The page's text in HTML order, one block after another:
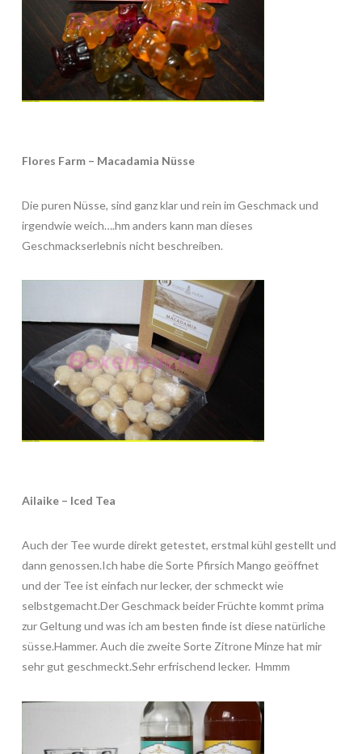
Flores Farm – Macadamia Nüsse
Die puren Nüsse, sind ganz klar und rein im Geschmack und
irgendwie weich….hm anders kann man dieses
Geschmackserlebnis nicht beschreiben.
Ailaike – Iced Tea
Auch der Tee wurde direkt getestet, erstmal kühl gestellt und
dann genossen.Ich habe die Sorte Pfirsich Mango geöffnet
und der Tee ist einfach nur lecker, der schmeckt wie
selbstgemacht.Der Geschmack beider Früchte kommt prima
zur Geltung und was ich am besten finde ist diese natürliche
süsse.Hammer. Auch die zweite Sorte Zitrone Minze hat mir
sehr gut geschmeckt.Sehr erfrischend lecker. Hmmm